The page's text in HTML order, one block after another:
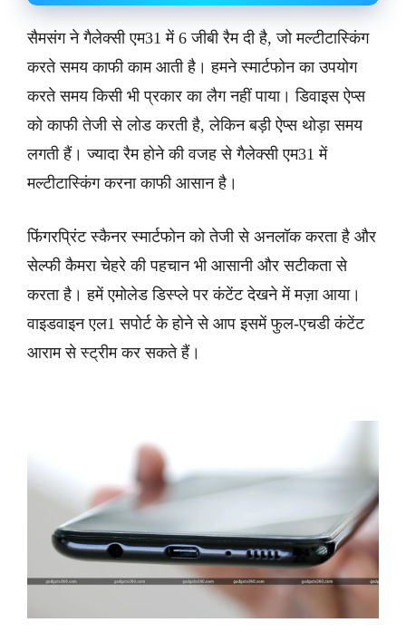
सैमसंग ने गैलेक्सी एम31 में 6 जीबी रैम दी है, जो मल्टीटास्किंग
करते समय काफी काम आती है। हमने स्मार्टफोन का उपयोग
करते समय किसी भी प्रकार का लैग नहीं पाया। डिवाइस ऐप्स
को काफी तेजी से लोड करती है, लेकिन बड़ी ऐप्स थोड़ा समय
लगती हैं। ज्यादा रैम होने की वजह से गैलेक्सी एम31 में
मल्टीटास्किंग करना काफी आसान है।
फिंगरप्रिंट स्कैनर स्मार्टफोन को तेजी से अनलॉक करता है और
सेल्फी कैमरा चेहरे की पहचान भी आसानी और सटीकता से
करता है। हमें एमोलेड डिस्प्ले पर कंटेंट देखने में मज़ा आया।
वाइडवाइन एल1 सपोर्ट के होने से आप इसमें फुल-एचडी कंटेंट
आराम से स्ट्रीम कर सकते हैं।